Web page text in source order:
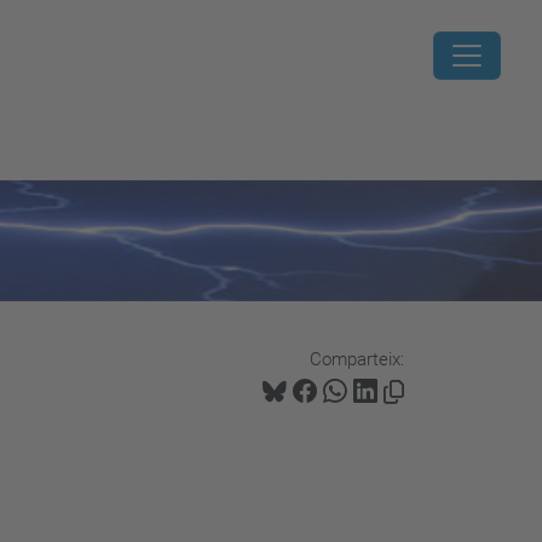
Comparteix: